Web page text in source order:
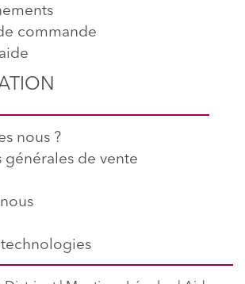
commande
nous ?
générales de vente